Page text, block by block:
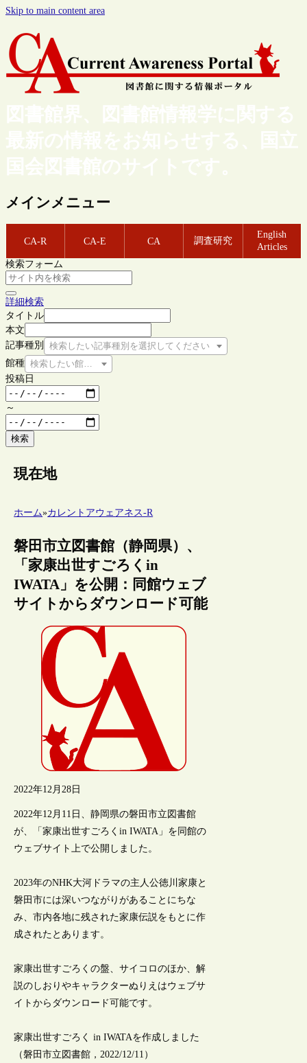
Skip to main content area
図書館界、図書館情報学に関する
最新の情報をお知らせする、国立
国会図書館のサイトです。
メインメニュー
CA-R CA-E CA 調査研究
English
Articles
検索フォーム
詳細検索
タイトル
本文
記事種別
検索したい記事種別を選択してください
館種 検索したい館種を選択してください
投稿日
～
検索
現在地
ホーム»カレントアウェアネス-R
磐田市立図書館（静岡県）、
「家康出世すごろくin
IWATA」を公開：同館ウェブ
サイトからダウンロード可能
2022年12月28日
2022年12月11日、静岡県の磐田市立図書館
が、「家康出世すごろくin IWATA」を同館の
ウェブサイト上で公開しました。
2023年のNHK大河ドラマの主人公徳川家康と
磐田市には深いつながりがあることにちな
み、市内各地に残された家康伝説をもとに作
成されたとあります。
家康出世すごろくの盤、サイコロのほか、解
説のしおりやキャラクターぬりえはウェブサ
イトからダウンロード可能です。
家康出世すごろく in IWATAを作成しました
（磐田市立図書館，2022/12/11）